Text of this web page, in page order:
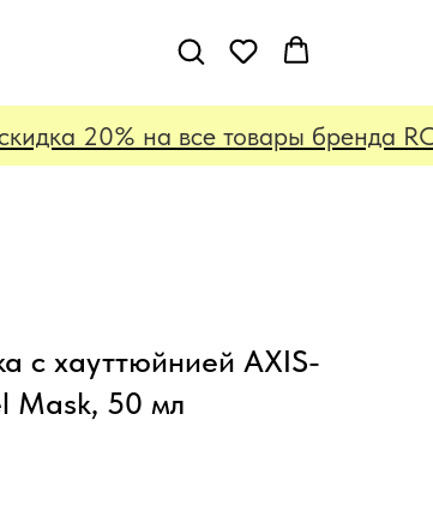
20% на все товары бренда
с хауттюйнией AXIS-
Mask, 50 мл